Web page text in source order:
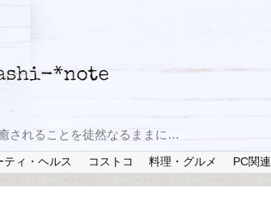
されることを徒然なるままに…
ティ・ヘルス コストコ 料理・グルメ PC関連